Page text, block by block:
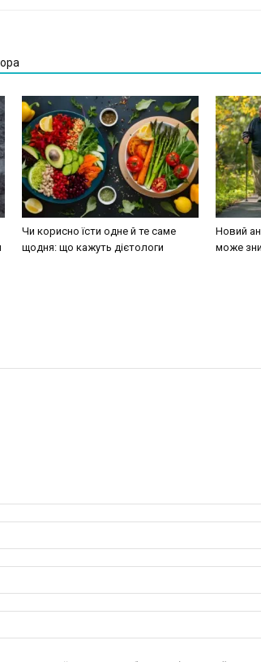
Чи корисно їсти одне й те саме
щодня: що кажуть дієтологи
Новий
може